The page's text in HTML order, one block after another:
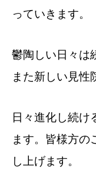
っていきます。
鬱陶しい日々は
また新しい見性
日々進化し続け
ます。皆様方の
し上げます。